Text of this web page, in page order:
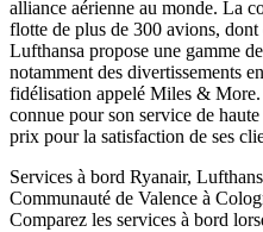
alliance aérienne au monde. La
flotte de plus de 300 avions,
Lufthansa propose une gamme
notamment des divertissements
fidélisation appelé Miles &
connue pour son service de
prix pour la satisfaction de ses
Services à bord Ryanair,
Communauté de Valence à
Comparez les services à bord